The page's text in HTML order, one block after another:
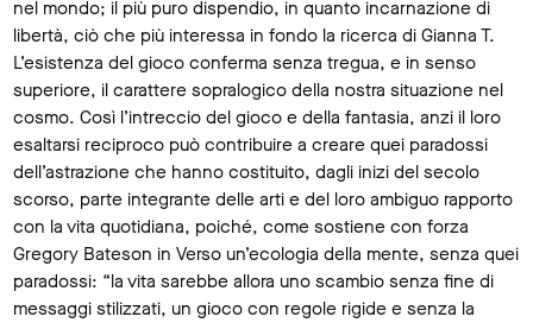
nel mondo; il più puro dispendio, in quanto incarnazione di
libertà, ciò che più interessa in fondo la ricerca di Gianna T.
L’esistenza del gioco conferma senza tregua, e in senso
superiore, il carattere sopralogico della nostra situazione nel
cosmo. Così l’intreccio del gioco e della fantasia, anzi il loro
esaltarsi reciproco può contribuire a creare quei paradossi
dell’astrazione che hanno costituito, dagli inizi del secolo
scorso, parte integrante delle arti e del loro ambiguo rapporto
con la vita quotidiana, poiché, come sostiene con forza
Gregory Bateson in Verso un’ecologia della mente, senza quei
paradossi: “la vita sarebbe allora uno scambio senza fine di
messaggi stilizzati, un gioco con regole rigide e senza la